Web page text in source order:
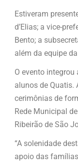
Estiveram
d’Elias; a vice-
Bento; a
além da equipe
O evento
alunos de Quatis.
cerimônias de
Rede Municipal
Ribeirão de São
“A solenidade
apoio das